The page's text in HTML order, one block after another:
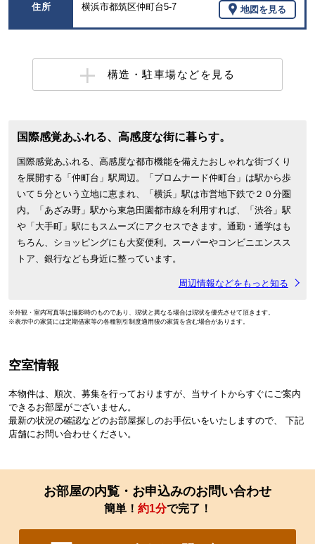
住所 横浜市都筑区仲町台5-7 地図を見る
構造・駐車場などを見る
国際感覚あふれる、高感度な街に暮らす。
国際感覚あふれる、高感度な都市機能を備えたおしゃれな街づくり
を展開する「仲町台」駅周辺。「プロムナード仲町台」は駅から歩
いて５分という立地に恵まれ、「横浜」駅は市営地下鉄で２０分圏
内。「あざみ野」駅から東急田園都市線を利用すれば、「渋谷」駅
や「大手町」駅にもスムーズにアクセスできます。通勤・通学はも
ちろん、ショッピングにも大変便利。スーパーやコンビニエンスス
トア、銀行なども身近に整っています。
周辺情報などをもっと知る
※外観・室内写真等は撮影時のものであり、現状と異なる場合は現状を優先させて頂きます。
※表示中の家賃には定期借家等の各種割引制度適用後の家賃を含む場合があります。
空室情報
本物件は、順次、募集を行っておりますが、当サイトからすぐにご案内
できるお部屋がございません。
最新の状況の確認などのお部屋探しのお手伝いをいたしますので、 下記
店舗にお問い合わせください。
お部屋の内覧・お申込みのお問い合わせ
簡単！ 約1分で完了！